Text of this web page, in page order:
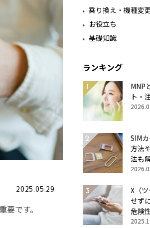
2025.05.29
です。
乗り換え・機種変
お役立ち
基礎知識
ランキング
MNP
ト・
SIM
方法
法も
X（
せず
危険